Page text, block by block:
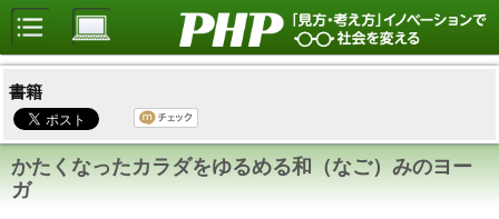
書籍
かたくなったカラダをゆるめる和（なご）みのヨー
ガ